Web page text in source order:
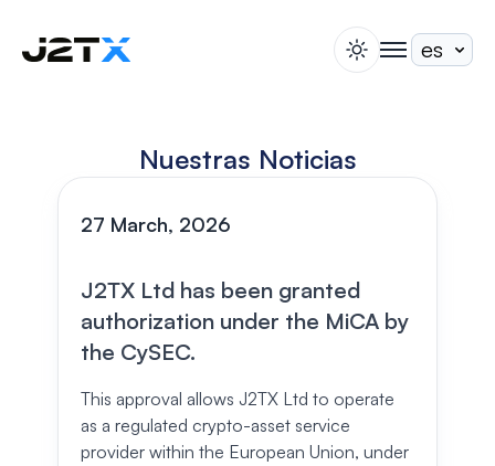
Ayuda
switch theme
togglenav
Nuestras Noticias
27 March, 2026
J2TX Ltd has been granted
authorization under the MiCA by
the CySEC.
This approval allows J2TX Ltd to operate
as a regulated crypto-asset service
provider within the European Union, under